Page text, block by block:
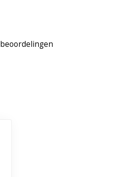
beoordelingen